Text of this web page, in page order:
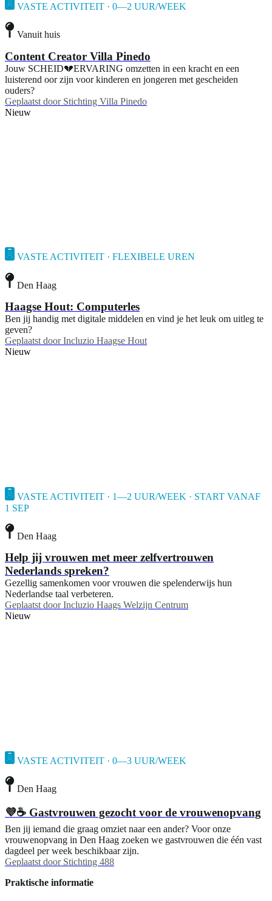
VASTE ACTIVITEIT · 0—2 UUR/WEEK
Vanuit huis
Content Creator Villa Pinedo
Jouw SCHEID💔ERVARING omzetten in een kracht en een
luisterend oor zijn voor kinderen en jongeren met gescheiden
ouders?
Geplaatst door Stichting Villa Pinedo
Nieuw
VASTE ACTIVITEIT · FLEXIBELE UREN
Den Haag
Haagse Hout: Computerles
Ben jij handig met digitale middelen en vind je het leuk om uitleg te
geven?
Geplaatst door Incluzio Haagse Hout
Nieuw
VASTE ACTIVITEIT · 1—2 UUR/WEEK · START VANAF
1 SEP
Den Haag
Help jij vrouwen met meer zelfvertrouwen
Nederlands spreken?
Gezellig samenkomen voor vrouwen die spelenderwijs hun
Nederlandse taal verbeteren.
Geplaatst door Incluzio Haags Welzijn Centrum
Nieuw
VASTE ACTIVITEIT · 0—3 UUR/WEEK
Den Haag
💜☕ Gastvrouwen gezocht voor de vrouwenopvang
Ben jij iemand die graag omziet naar een ander? Voor onze
vrouwenopvang in Den Haag zoeken we gastvrouwen die één vast
dagdeel per week beschikbaar zijn.
Geplaatst door Stichting 488
Praktische informatie